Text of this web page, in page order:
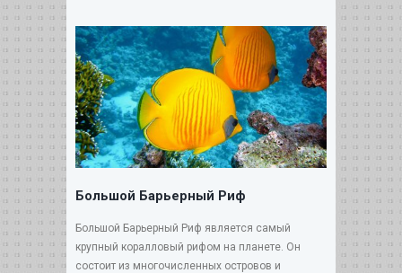
Большой Барьерный Риф
Большой Барьерный Риф является самый
крупный коралловый рифом на планете. Он
состоит из многочисленных островов и